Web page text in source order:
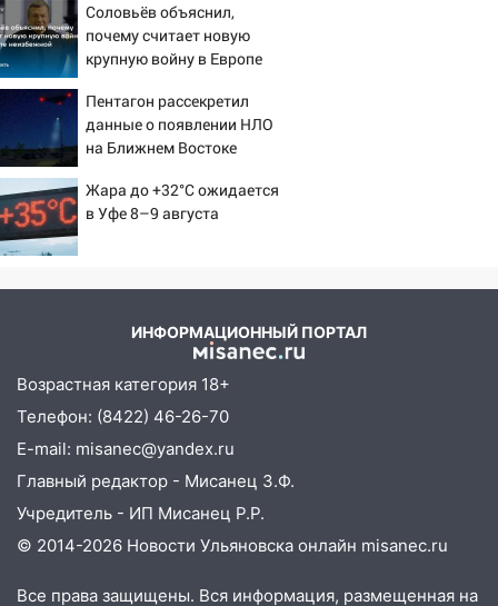
Соловьёв объяснил,
почему считает новую
крупную войну в Европе
Пентагон рассекретил
данные о появлении НЛО
на Ближнем Востоке
Жара до +32°C ожидается
в Уфе 8–9 августа
ИНФОРМАЦИОННЫЙ ПОРТАЛ
Возрастная категория 18+
Телефон: (8422) 46-26-70
E-mail: misanec@yandex.ru
Главный редактор - Мисанец З.Ф.
Учредитель - ИП Мисанец Р.Р.
© 2014-2026 Новости Ульяновска онлайн misanec.ru
Все права защищены. Вся информация, размещенная на